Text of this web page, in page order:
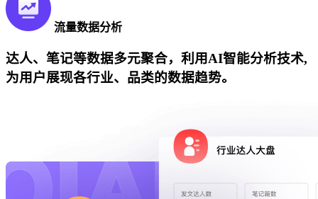
流量数据分析
达人、笔记等数据多元聚合，利用AI智能分析技术,
为用户展现各行业、品类的数据趋势。